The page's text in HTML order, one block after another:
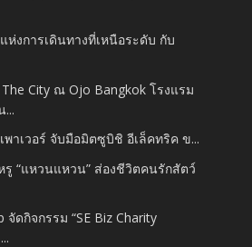
งการเดินทางที่เหนือระดับ กับ
City ณ Ojo Bangkok โรงแรม
...
พาเวอร์ จับมือมิตซูบิชิ อีเล็คทริค ข...
รู “แหวนแหวน” ส่องชีวิตคนรักสัตว์
จัดกิจกรรม “SE Biz Charity